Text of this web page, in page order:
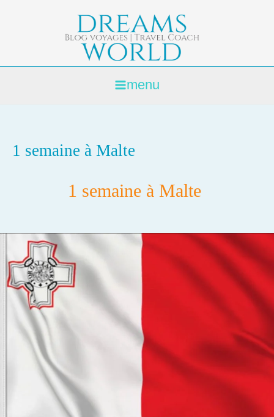
menu
1 semaine à Malte
1 semaine à Malte